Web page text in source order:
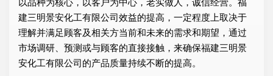
以品种为核心，以客户为中心，老实做人，诚信经营。福
建三明景安化工有限公司效益的提高，一定程度上取决于
理解并满足顾客及相关方当前和未来的需求和期望，通过
市场调研、预测或与顾客的直接接触，来确保福建三明景
安化工有限公司的产品质量持续不断的提高。